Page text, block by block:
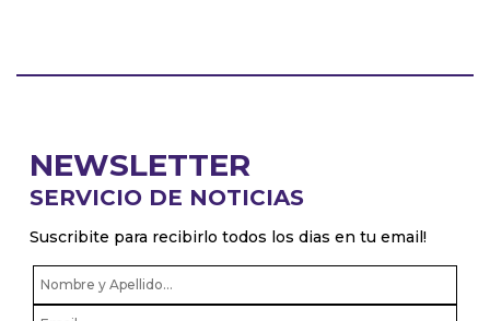
NEWSLETTER
SERVICIO DE NOTICIAS
Suscribite para recibirlo todos los dias en tu email!